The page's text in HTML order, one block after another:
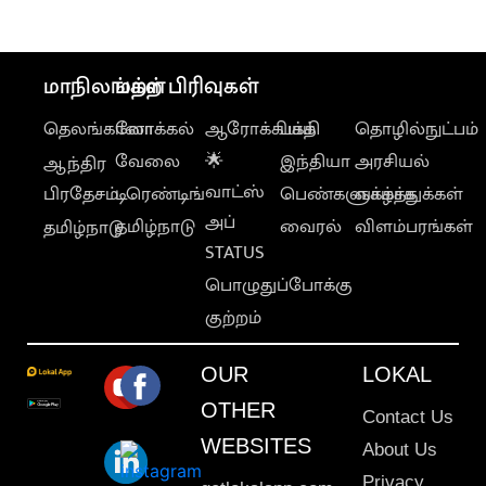
மாநிலங்கள்
தெலங்கானா
ஆந்திர
பிரதேசம்
தமிழ்நாடு
மற்ற பிரிவுகள்
லோக்கல்
வேலை
டிரெண்டிங்
தமிழ்நாடு
ஆரோக்கியம்
🌟
வாட்ஸ்
அப்
STATUS
பொழுதுப்போக்கு
குற்றம்
பக்தி
இந்தியா
பெண்களுக்காக
வைரல்
தொழில்நுட்பம்
அரசியல்
வாழ்த்துக்கள்
விளம்பரங்கள்
OUR
OTHER
WEBSITES
LOKAL
Contact Us
About Us
Privacy